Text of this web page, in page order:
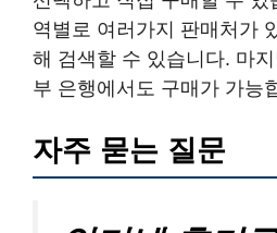
역별로 여러가지 판매처가
해 검색할 수 있습니다. 마
부 은행에서도 구매가 가능
자주 묻는 질문